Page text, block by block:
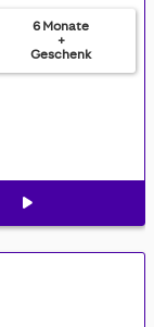
6 Monate
+
Geschenk